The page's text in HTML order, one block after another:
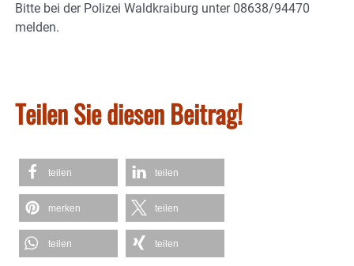
Bitte bei der Polizei Waldkraiburg unter 08638/94470
melden.
Teilen Sie diesen Beitrag!
teilen teilen
merken teilen
teilen teilen